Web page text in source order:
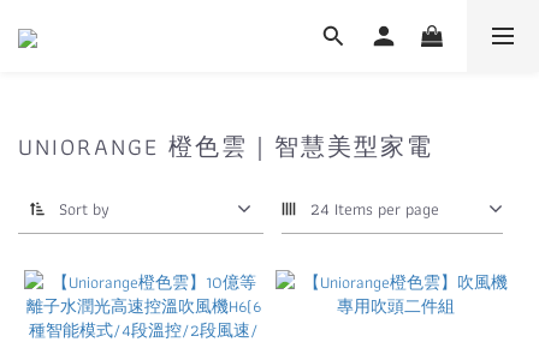
UNIORANGE 橙色雲｜智慧美型家電
Sort by 24 Items per page